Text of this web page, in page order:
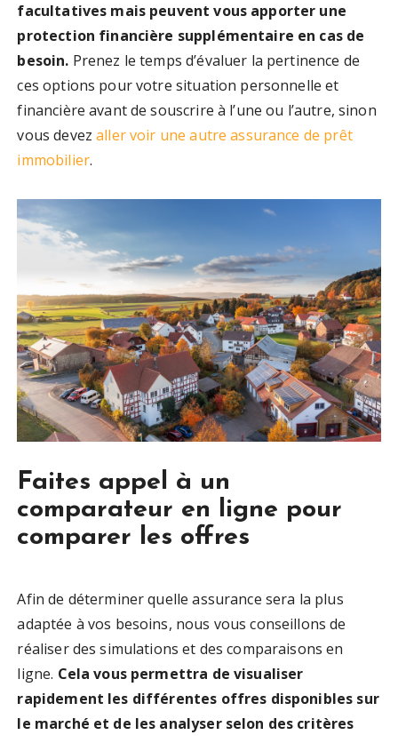
facultatives mais peuvent vous apporter une
protection financière supplémentaire en cas de
besoin. Prenez le temps d’évaluer la pertinence de
ces options pour votre situation personnelle et
financière avant de souscrire à l’une ou l’autre, sinon
vous devezaller voir une autre assurance de prêt
immobilier.
Faites appel à un
comparateur en ligne pour
comparer les offres
Afin de déterminer quelle assurance sera la plus
adaptée à vos besoins, nous vous conseillons de
réaliser des simulations et des comparaisons en
ligne. Cela vous permettra de visualiser
rapidement les différentes offres disponibles sur
le marché et de les analyser selon des critères